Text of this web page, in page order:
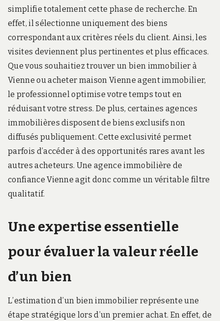
simplifie totalement cette phase de recherche. En
effet, il sélectionne uniquement des biens
correspondant aux critères réels du client. Ainsi, les
visites deviennent plus pertinentes et plus efficaces.
Que vous souhaitiez trouver un bien immobilier à
Vienne ou acheter maison Vienne agent immobilier,
le professionnel optimise votre temps tout en
réduisant votre stress. De plus, certaines agences
immobilières disposent de biens exclusifs non
diffusés publiquement. Cette exclusivité permet
parfois d’accéder à des opportunités rares avant les
autres acheteurs. Une agence immobilière de
confiance Vienne agit donc comme un véritable filtre
qualitatif.
Une expertise essentielle
pour évaluer la valeur réelle
d’un bien
L’estimation d’un bien immobilier représente une
étape stratégique lors d’un premier achat. En effet, de